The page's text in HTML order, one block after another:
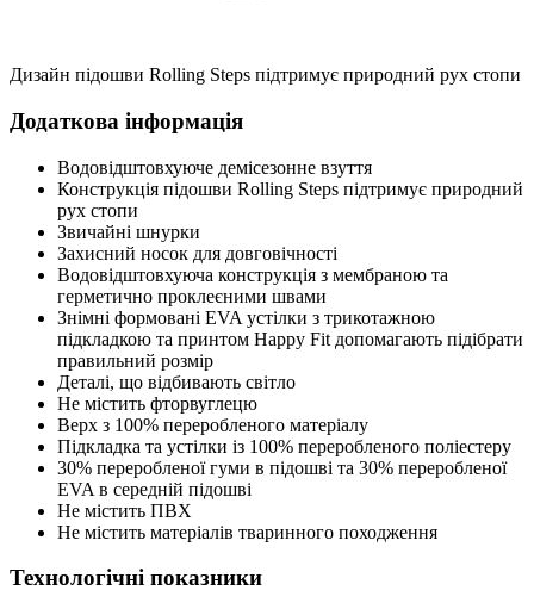
Дизайн підошви Rolling Steps підтримує природний рух стопи
Додаткова інформація
Водовідштовхуюче демісезонне взуття
Конструкція підошви Rolling Steps підтримує природний
рух стопи
Звичайні шнурки
Захисний носок для довговічності
Водовідштовхуюча конструкція з мембраною та
герметично проклеєними швами
Знімні формовані EVA устілки з трикотажною
підкладкою та принтом Happy Fit допомагають підібрати
правильний розмір
Деталі, що відбивають світло
Не містить фторвуглецю
Верх з 100% переробленого матеріалу
Підкладка та устілки із 100% переробленого поліестеру
30% переробленої гуми в підошві та 30% переробленої
EVA в середній підошві
Не містить ПВХ
Не містить матеріалів тваринного походження
Технологічні показники